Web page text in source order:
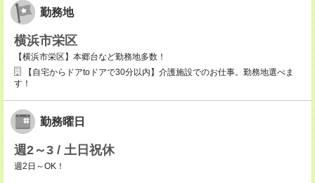
勤務地
横浜市栄区
【横浜市栄区】本郷台など勤務地多数！
【自宅からドアtoドアで30分以内】介護施設でのお仕事。勤務地選べま
す！
勤務曜日
週2～3 / 土日祝休
週2日～OK！